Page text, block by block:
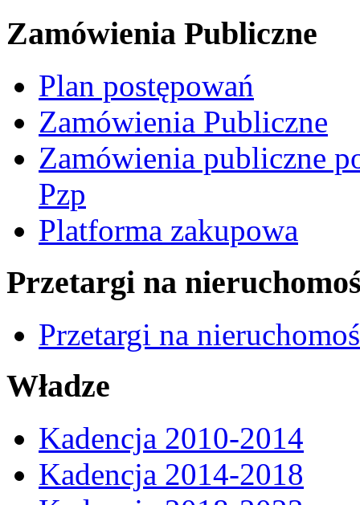
Zamówienia Publiczne
Plan postępowań
Zamówienia Publiczne
Zamówienia publiczne
Pzp
Platforma zakupowa
Przetargi na
Przetargi na
Władze
Kadencja 2010-2014
Kadencja 2014-2018